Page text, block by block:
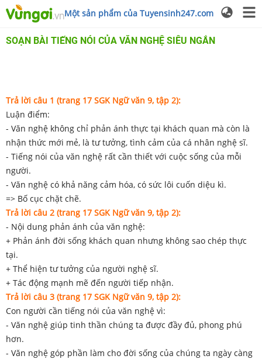
Một sản phẩm của Tuyensinh247.com
SOẠN BÀI TIẾNG NÓI CỦA VĂN NGHỆ SIÊU NGẮN
Trả lời câu 1 (trang 17 SGK Ngữ văn 9, tập 2):
Luận điểm:
- Văn nghệ không chỉ phản ánh thực tại khách quan mà còn là
nhận thức mới mẻ, là tư tưởng, tình cảm của cá nhân nghệ sĩ.
- Tiếng nói của văn nghệ rất cần thiết với cuộc sống của mỗi
người.
- Văn nghệ có khả năng cảm hóa, có sức lôi cuốn diệu kì.
=> Bố cục chặt chẽ.
Trả lời câu 2 (trang 17 SGK Ngữ văn 9, tập 2):
- Nội dung phản ánh của văn nghệ:
+ Phản ánh đời sống khách quan nhưng không sao chép thực
tại.
+ Thể hiện tư tưởng của người nghệ sĩ.
+ Tác động mạnh mẽ đến người tiếp nhận.
Trả lời câu 3 (trang 17 SGK Ngữ văn 9, tập 2):
Con người cần tiếng nói của văn nghệ vì:
- Văn nghệ giúp tinh thần chúng ta được đầy đủ, phong phú
hơn.
- Văn nghệ góp phần làm cho đời sống của chúng ta ngày càng